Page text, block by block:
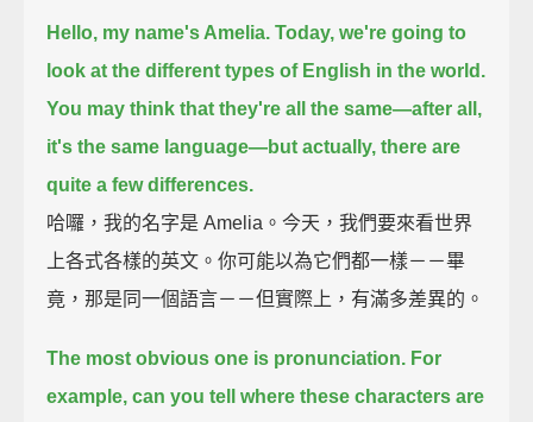
Hello, my name's Amelia. Today, we're going to
look at the different types of English in the world.
You may think that they're all the same—after all,
it's the same language—but actually, there are
quite a few differences.
哈囉，我的名字是 Amelia。今天，我們要來看世界
上各式各樣的英文。你可能以為它們都一樣－－畢
竟，那是同一個語言－－但實際上，有滿多差異的。
The most obvious one is pronunciation. For
example, can you tell where these characters are